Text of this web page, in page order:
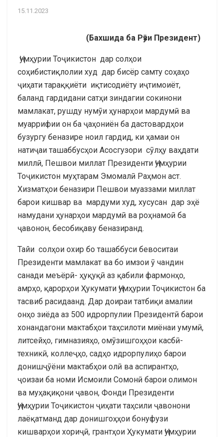
15.11.2023
(Бахшида ба Рӯзи Президент)
Ҷумҳурии Тоҷикистон дар солҳои
соҳибистиқлолии худ дар бисёр самту соҳаҳо
ҷиҳати тараққиёти иқтисодиёту иҷтимоиёт,
баланд гардидани сатҳи зиндагии сокинони
мамлакат, рушду нумӯи ҳунарҳои мардумӣ ва
муаррифии он ба ҷаҳониён ба дастовардҳои
бузургу беназире ноил гардид, ки ҳамаи он
натиҷаи ташаббусҳои Асосгузори сӯлҳу ваҳдати
миллӣ, Пешвои миллат Президенти Ҷумҳурии
Тоҷикистон муҳтарам Эмомалӣ Раҳмон аст.
Хизматҳои беназири Пешвои муаззами миллат
барои кишвар ва мардуми худ, хусусан дар эҳё
намудани ҳунарҳои мардумӣ ва роҳнамоӣ ба
ҷавонон, бесобиқаву беназиранд.
Тайи солҳои охир бо ташаббуси бевоситаи
Президенти мамлакат ва бо имзои ӯ чандин
санади меъёрӣ- ҳуқуқӣ аз қабили фармонҳо,
амрҳо, қарорҳои Ҳукумати Ҷумҳурии Тоҷикистон ба
тасвиб расидаанд. Дар доираи татбиқи амалии
онҳо зиёда аз 500 идрорпулии Президентӣ барои
хонандагони мактабҳои таҳсилоти миёнаи умумӣ,
литсейҳо, гимназияҳо, омӯзишгоҳҳои касбӣ-
техникӣ, коллеҷҳо, садҳо идрорпулиҳо барои
донишҷӯёни мактабҳои олӣ ва аспирантҳо,
ҷоизаи ба номи Исмоили Сомонӣ барои олимон
ва муҳақиқони ҷавон, Фонди Президенти
Ҷумҳурии Тоҷикистон ҷиҳати таҳсили ҷавонони
лаёқатманд дар донишгоҳҳои бонуфузи
кишварҳои хориҷӣ, грантҳои Ҳукумати Ҷумҳурии